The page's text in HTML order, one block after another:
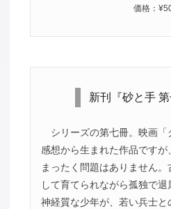
価格：
新刊『砂と手 第
シリーズの第七冊。映画
感想から生まれた作品ですが
まったく問題はありません
して育てられながら孤独で
神経質な少年が、若い兵士